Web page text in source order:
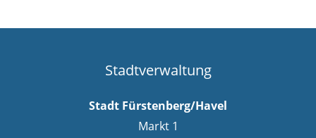
Stadtverwaltung
Stadt Fürstenberg/Havel
Markt 1